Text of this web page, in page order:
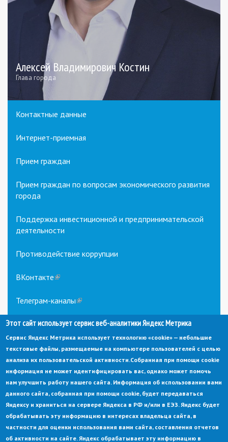
Алексей Владимирович Костин
Глава города
Контактные данные
Интернет-приемная
Прием граждан
Прием граждан по вопросам экономического развития
города
Поддержка инвестиционной и предпринимательской
деятельности
Противодействие коррупции
ВКонтакте(link
external)
Телеграм-каналы(link
external)
© Администрация города Заречный
Электронная почта:
adm@zarechny.zato.ru
sends
e-
mail)
Пензенская обл, г. Заречный, пр-кт. 30-летия Победы, д. 27, 442960
Этот сайт использует сервис веб-аналитики Яндекс Метрика
Сервис Яндекс Метрика использует технологию «cookie» — небольшие
текстовые файлы, размещаемые на компьютере пользователей с целью
анализа их пользовательской активности.Собранная при помощи cookie
информация не может идентифицировать вас, однако может помочь
нам улучшить работу нашего сайта. Информация об использовании вами
данного сайта, собранная при помощи cookie, будет передаваться
Яндексу и храниться на сервере Яндекса в РФ и/или в ЕЭЗ. Яндекс будет
обрабатывать эту информацию в интересах владельца сайта, в
частности для оценки использования вами сайта, составления отчетов
об активности на сайте. Яндекс обрабатывает эту информацию в